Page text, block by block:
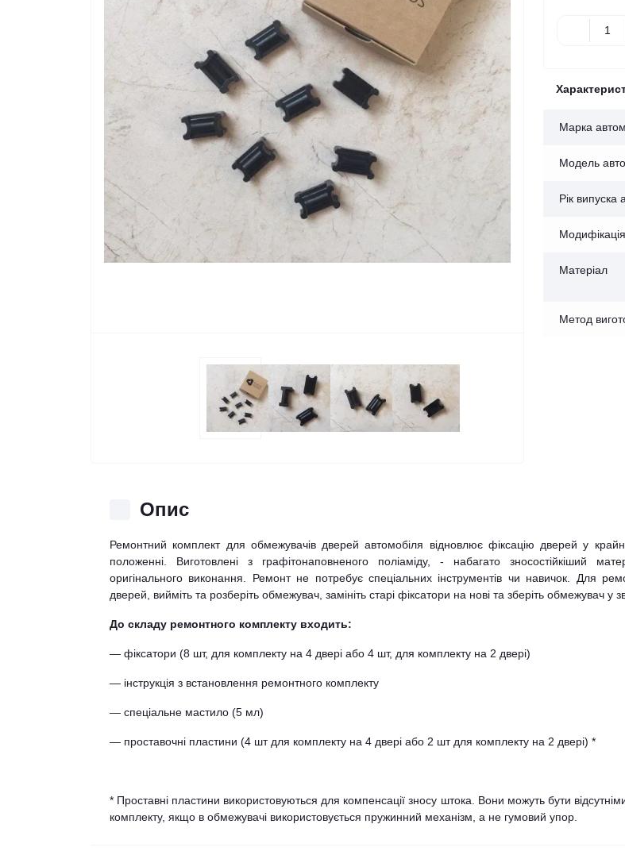
Марка
Модель
Рік випуска
Матеріал
Метод
Опис
Ремонтний комплект для обмежувачів дверей автомобіля відновлює фіксацію дверей у
положенні. Виготовлені з графітонаповненого поліаміду, - набагато зносостійкіший
оригінального виконання. Ремонт не потребує спеціальних інструментів чи навичок. Для
дверей, вийміть та розберіть обмежувач, замініть старі фіксатори на нові та зберіть обмежувач у
До складу ремонтного комплекту входить:
— фіксатори (8 шт, для комплекту на 4 двері або 4 шт, для комплекту на 2 двері)
— інструкція з встановлення ремонтного комплекту
— спеціальне мастило (5 мл)
— проставочні пластини (4 шт для комплекту на 4 двері або 2 шт для комплекту на 2 двері) *
* Проставні пластини використовуються для компенсації зносу штока. Вони можуть бути
комплекту, якщо в обмежувачі використовується пружинний механізм, а не гумовий упор.